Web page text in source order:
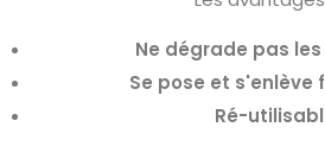
Ne dégrade pas
Se pose et s'enlève
Ré-